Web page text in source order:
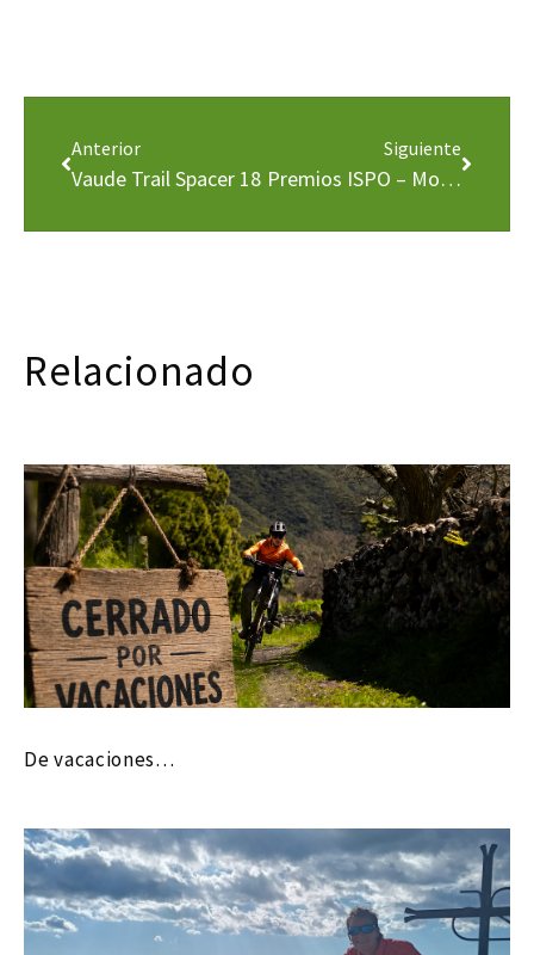
Anterior
Vaude Trail Spacer 18
Siguiente
Premios ISPO – Mochila Larice 18
Relacionado
De vacaciones…